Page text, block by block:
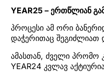
YEAR25 – ერთწლიან
პროცესი ამ ორი
დაჭერითაც შეგიძლიათ
ამასთან, ძველი პრომო
YEAR24 კვლავ